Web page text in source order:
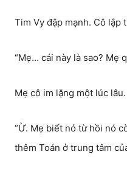
Tim Vy đập mạnh. Cô lập
“Mẹ… cái này là sao? Mẹ
Mẹ cô im lặng một lúc lâu.
“Ừ. Mẹ biết nó từ hồi nó
thêm Toán ở trung tâm